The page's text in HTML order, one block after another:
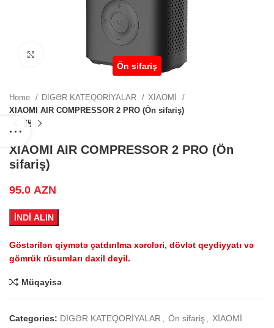
Ön sifariş
Home DİGƏR KATEQORİYALAR
XİAOMİ
XIAOMI AIR COMPRESSOR 2 PRO (Ön sifariş)
XIAOMI AIR COMPRESSOR 2 PRO (Ön
sifariş)
95.0 AZN
İNDİ ALIN
Göstərilən qiymətə çatdırılma xərcləri, dövlət qeydiyyatı və
gömrük rüsumları daxil deyil.
Müqayisə
Categories: DİGƏR KATEQORİYALAR Ön sifariş
XİAOMİ